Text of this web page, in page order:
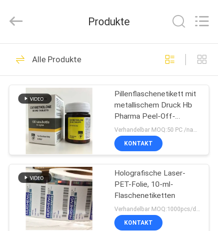
HAUS
PRODUKTE
ÜBER
UNS
FABRIK-
AUSFLUG
QUALITÄTSKONTROLLE
Reserved.
Glasphiolen-
Aufkleber
326
Etiketten der
Durchstechflaschen
256
Produkte
Alle Produkte
Pillenflaschenetikett mit
metallischem Druck Hb
Pharma Peel-Off-
Pillenetiketten für
Bodybuilding-Fläschchen
Verhandelbar MOQ:50 PC /name
KONTAKT
Holografische Laser-
PET-Folie, 10-ml-
Flaschenetiketten
KONTAKT